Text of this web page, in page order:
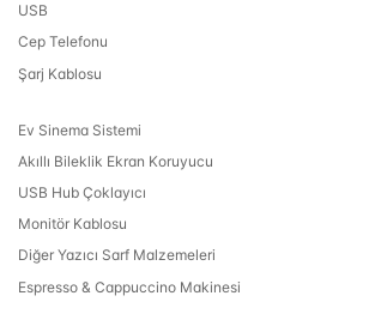
USB
Cep Telefonu
Şarj Kablosu
Ev Sinema Sistemi
Akıllı Bileklik Ekran Koruyucu
USB Hub Çoklayıcı
Monitör Kablosu
Diğer Yazıcı Sarf Malzemeleri
Espresso & Cappuccino Makinesi